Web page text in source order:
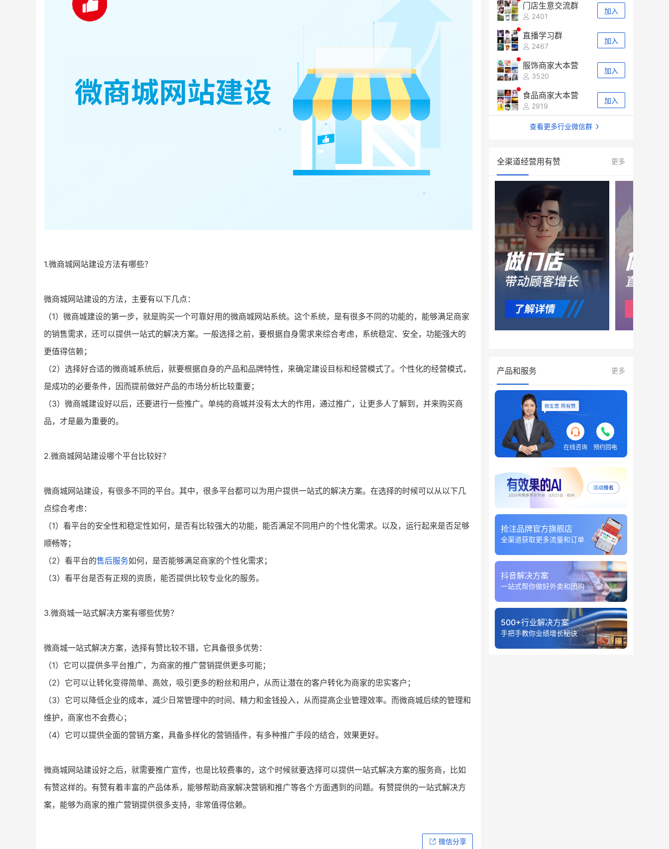
1.微商城网站建设方法有哪些？
微商城网站建设的方法，主要有以下几点：
（1）微商城建设的第一步，就是购买一个可靠好用的微商城网站系统。这个系统，是有很多不同的功能的，能够满足商家
的销售需求，还可以提供一站式的解决方案。一般选择之前，要根据自身需求来综合考虑，系统稳定、安全，功能强大的
更值得信赖；
（2）选择好合适的微商城系统后，就要根据自身的产品和品牌特性，来确定建设目标和经营模式了。个性化的经营模式，
是成功的必要条件，因而提前做好产品的市场分析比较重要；
（3）微商城建设好以后，还要进行一些推广。单纯的商城并没有太大的作用，通过推广，让更多人了解到，并来购买商
品，才是最为重要的。
2.微商城网站建设哪个平台比较好？
微商城网站建设，有很多不同的平台。其中，很多平台都可以为用户提供一站式的解决方案。在选择的时候可以从以下几
点综合考虑：
（1）看平台的安全性和稳定性如何，是否有比较强大的功能，能否满足不同用户的个性化需求。以及，运行起来是否足够
顺畅等；
（2）看平台的售后服务如何，是否能够满足商家的个性化需求；
（3）看平台是否有正规的资质，能否提供比较专业化的服务。
3.微商城一站式解决方案有哪些优势？
微商城一站式解决方案，选择有赞比较不错，它具备很多优势：
（1）它可以提供多平台推广，为商家的推广营销提供更多可能；
（2）它可以让转化变得简单、高效，吸引更多的粉丝和用户，从而让潜在的客户转化为商家的忠实客户；
（3）它可以降低企业的成本，减少日常管理中的时间、精力和金钱投入，从而提高企业管理效率。而微商城后续的管理和
维护，商家也不会费心；
（4）它可以提供全面的营销方案，具备多样化的营销插件，有多种推广手段的结合，效果更好。
微商城网站建设好之后，就需要推广宣传，也是比较费事的，这个时候就要选择可以提供一站式解决方案的服务商，比如
有赞这样的。有赞有着丰富的产品体系，能够帮助商家解决营销和推广等各个方面遇到的问题。有赞提供的一站式解决方
案，能够为商家的推广营销提供很多支持，非常值得信赖。
微信分享
门店生意交流群
2401
加入
直播学习群
2467
加入
服饰商家大本营
3520
加入
食品商家大本营
2919
加入
查看更多行业微信群
全渠道经营用有赞 更多
产品和服务 更多
在线咨询 预约回电
抢注品牌官方旗舰店
全渠道获取更多流量和订单
抖音解决方案
一站式帮你做好外卖和团购
500+行业解决方案
手把手教你业绩增长秘诀